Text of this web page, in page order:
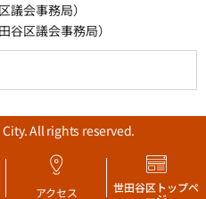
アクセス 世田谷区トップペ
議会事務局）
谷区議会事務局）
All rights reserved.